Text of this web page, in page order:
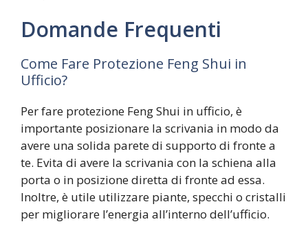
Domande Frequenti
Come Fare Protezione Feng Shui in
Ufficio?
Per fare protezione Feng Shui in ufficio, è
importante posizionare la scrivania in modo da
avere una solida parete di supporto di fronte a
te. Evita di avere la scrivania con la schiena alla
porta o in posizione diretta di fronte ad essa.
Inoltre, è utile utilizzare piante, specchi o cristalli
per migliorare l’energia all’interno dell’ufficio.